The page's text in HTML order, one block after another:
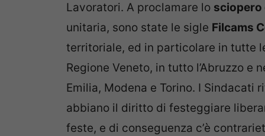
Lavoratori. A proclamare lo sciopero
unitaria, sono state le sigle Filcams
territoriale, ed in particolare in tutte
Regione Veneto, in tutto l’Abruzzo e
Emilia, Modena e Torino. I
abbiano il diritto di festeggiare
feste, e di conseguenza c’è